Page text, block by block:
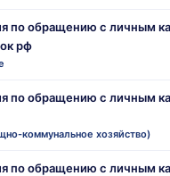
по обращению с личным
рф
по обращению с личным
коммунальное хозяйство)
по обращению с личным